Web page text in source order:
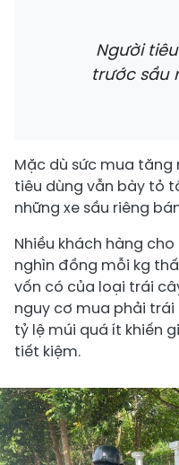
Người
trước sầu
Mặc dù sức mua tăng
tiêu dùng vẫn bày tỏ
những xe sầu riêng
Nhiều khách hàng
nghìn đồng mỗi kg
vốn có của loại trái
nguy cơ mua phải
tỷ lệ múi quá ít khiến
tiết kiệm.